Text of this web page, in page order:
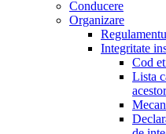
Conducere
Organizare
Integritate
Cod
Lista